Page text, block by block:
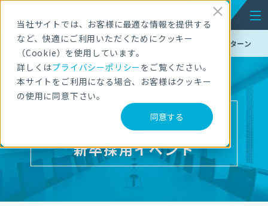
当社サイトでは、お客様に最適な情報を提供する
など、快適にご利用いただくためにクッキー
（Cookie）を使用しています。
詳しくはプライバシーポリシーをご覧ください。
本サイトをご利用になる場合、お客様はクッキー
の使用に同意下さい。
同意する
【28卒】セミナー 【28卒】冬インターン
ENTRY
新卒採用イベント